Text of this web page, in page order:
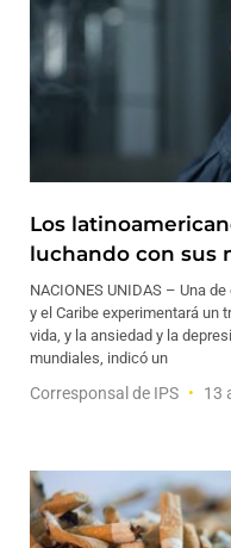
Los
luchando con sus
NACIONES UNIDAS – Una
y el Caribe experimentará un
vida, y la ansiedad y la
mundiales, indicó un
Corresponsal de IPS 13